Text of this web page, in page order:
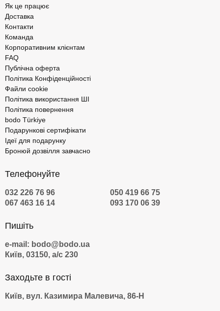
Як це працює
Доставка
Контакти
Команда
Корпоративним клієнтам
FAQ
Публічна оферта
Політика Конфіденційності
Файли cookie
Політика використання ШІ
Політика повернення
bodo Türkiye
Подарункові сертифікати
Ідеї для подарунку
Бронюй дозвілля завчасно
Телефонуйте
032 226 76 96
050 419 66 75
067 463 16 14
093 170 06 39
Пишіть
e-mail: bodo@bodo.ua
Київ, 03150, а/с 230
Заходьте в гості
Київ, вул. Казимира Малевича, 86-Н